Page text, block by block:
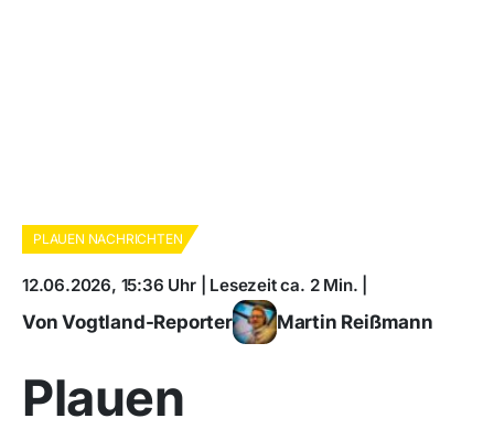
PLAUEN NACHRICHTEN
12.06.2026, 15:36 Uhr | Lesezeit ca. 2 Min. |
Von Vogtland-Reporter Martin Reißmann
Plauen